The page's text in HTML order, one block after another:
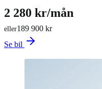
189 900 kr
eller
2 280 kr/mån
Se bil